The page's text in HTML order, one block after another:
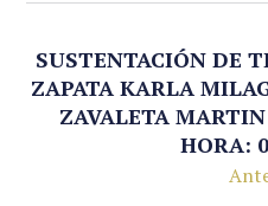
SUSTENTACIÓN DE
ZAPATA KARLA
ZAVALETA
HORA: